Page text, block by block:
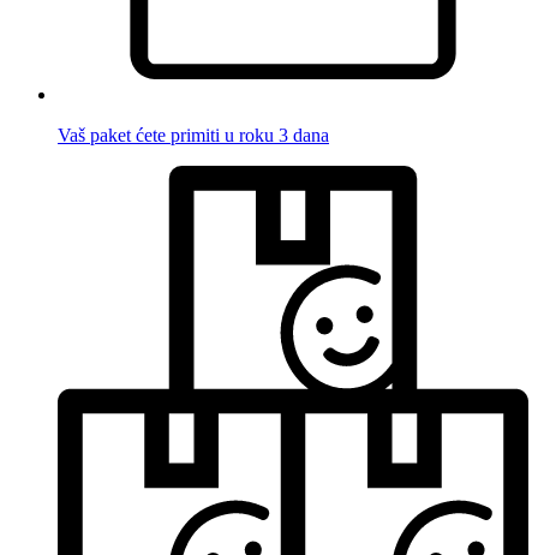
Vaš paket ćete primiti u roku 3 dana